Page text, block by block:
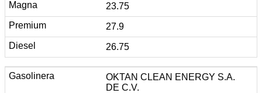
23.75
27.9
26.75
OKTAN CLEAN ENERGY S.A.
DE C.V.